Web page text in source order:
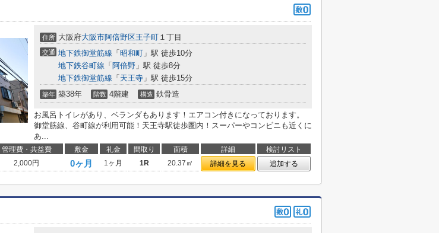
住所 大阪府大阪市阿倍野区王子町 １丁目
交通 地下鉄御堂筋線 「 昭和町 」駅 徒歩10分
地下鉄谷町線 「 阿倍野 」駅 徒歩8分
地下鉄御堂筋線 「 天王寺 」駅 徒歩15分
築年 築38年 階数 4階建 構造 鉄骨造
お風呂トイレがあり、ベランダもあります！エアコン付きになっております。
御堂筋線、谷町線が利用可能！天王寺駅徒歩圏内！スーパーやコンビニも近くに
あ...
管理費・共益費 敷金 礼金 間取り 面積 詳細
検討リスト
2,000円 0ヶ月 1ヶ月 1R 20.37㎡ 詳細を見る 追加する